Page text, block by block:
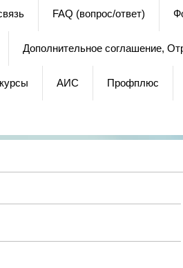
FAQ (вопрос/ответ)
Дополнительное соглашение,
АИС Профплюс